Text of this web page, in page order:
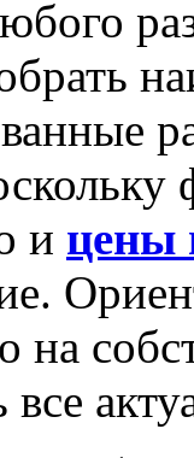
и цены
на
все